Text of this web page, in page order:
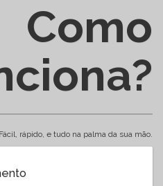
Como
Fácil, rápido, e tudo na palma da sua mão.